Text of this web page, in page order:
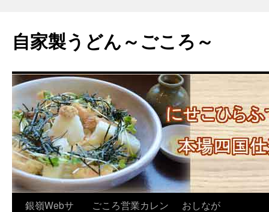
自家製うどん～ごころ～
コ銀嶺Webサ
ごころ営業カレン
おしなが